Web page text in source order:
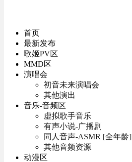
首页
最新发布
歌姬PV区
MMD区
演唱会
初音未来演唱会
其他演出
音乐-音频区
虚拟歌手音乐
有声小说-广播剧
同人音声-ASMR [全年龄]
其他音频资源
动漫区